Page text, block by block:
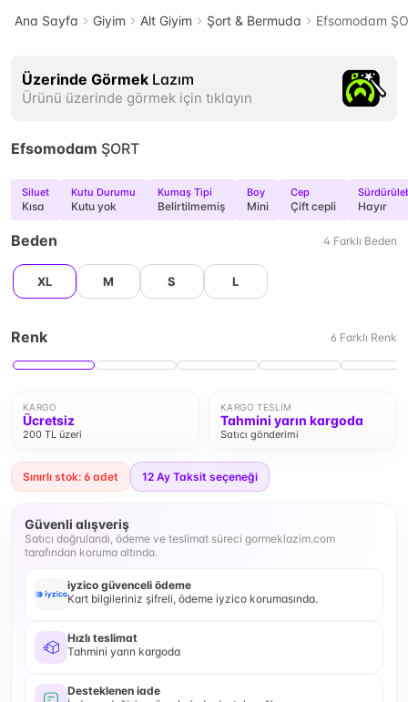
Ana Sayfa Giyim Alt Giyim Şort & Bermuda Efsomodam
Üzerinde Görmek Lazım
Ürünü üzerinde görmek için tıklayın
Efsomodam ŞORT
Siluet
Kısa
Kutu Durumu
Kutu yok
Kumaş Tipi
Belirtilmemiş
Boy
Mini
Cep
Çift cepli Hayır
Beden 4 Farklı Beden
XL M S L
Renk 6 Farklı Renk
KARGO
Ücretsiz
200 TL üzeri
KARGO TESLIM
Tahmini yarın kargoda
Satıcı gönderimi
Sınırlı stok: 6 adet 12 Ay Taksit seçeneği
Güvenli alışveriş
Satıcı doğrulandı, ödeme ve teslimat süreci gormeklazim.com
tarafından koruma altında.
iyzico güvenceli ödeme
Kart bilgileriniz şifreli, ödeme iyzico korumasında.
Hızlı teslimat
Tahmini yarın kargoda
Desteklenen iade